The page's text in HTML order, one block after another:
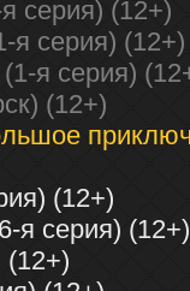
серия) (12+)
я серия) (12+)
я серия)
(12+)
(12+)
я серия) (12+)
(12+)